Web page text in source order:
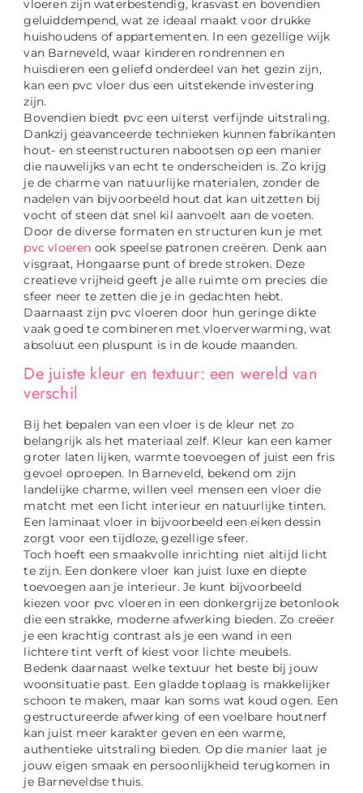
vloeren zijn waterbestendig, krasvast en bovendien
geluiddempend, wat ze ideaal maakt voor drukke
huishoudens of appartementen. In een gezellige wijk
van Barneveld, waar kinderen rondrennen en
huisdieren een geliefd onderdeel van het gezin zijn,
kan een pvc vloer dus een uitstekende investering
zijn.
Bovendien biedt pvc een uiterst verfijnde uitstraling.
Dankzij geavanceerde technieken kunnen fabrikanten
hout- en steenstructuren nabootsen op een manier
die nauwelijks van echt te onderscheiden is. Zo krijg
je de charme van natuurlijke materialen, zonder de
nadelen van bijvoorbeeld hout dat kan uitzetten bij
vocht of steen dat snel kil aanvoelt aan de voeten.
Door de diverse formaten en structuren kun je met
pvc vloeren ook speelse patronen creëren. Denk aan
visgraat, Hongaarse punt of brede stroken. Deze
creatieve vrijheid geeft je alle ruimte om precies die
sfeer neer te zetten die je in gedachten hebt.
Daarnaast zijn pvc vloeren door hun geringe dikte
vaak goed te combineren met vloerverwarming, wat
absoluut een pluspunt is in de koude maanden.
De juiste kleur en textuur: een wereld van
verschil
Bij het bepalen van een vloer is de kleur net zo
belangrijk als het materiaal zelf. Kleur kan een kamer
groter laten lijken, warmte toevoegen of juist een fris
gevoel oproepen. In Barneveld, bekend om zijn
landelijke charme, willen veel mensen een vloer die
matcht met een licht interieur en natuurlijke tinten.
Een laminaat vloer in bijvoorbeeld een eiken dessin
zorgt voor een tijdloze, gezellige sfeer.
Toch hoeft een smaakvolle inrichting niet altijd licht
te zijn. Een donkere vloer kan juist luxe en diepte
toevoegen aan je interieur. Je kunt bijvoorbeeld
kiezen voor pvc vloeren in een donkergrijze betonlook
die een strakke, moderne afwerking bieden. Zo creëer
je een krachtig contrast als je een wand in een
lichtere tint verft of kiest voor lichte meubels.
Bedenk daarnaast welke textuur het beste bij jouw
woonsituatie past. Een gladde toplaag is makkelijker
schoon te maken, maar kan soms wat koud ogen. Een
gestructureerde afwerking of een voelbare houtnerf
kan juist meer karakter geven en een warme,
authentieke uitstraling bieden. Op die manier laat je
jouw eigen smaak en persoonlijkheid terugkomen in
je Barneveldse thuis.